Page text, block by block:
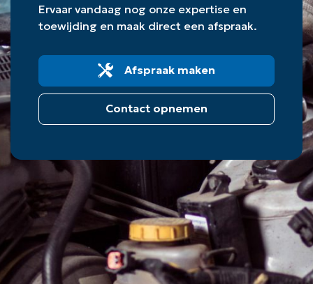
Ervaar vandaag nog onze expertise en
toewijding en maak direct een afspraak.
Afspraak maken
Contact opnemen